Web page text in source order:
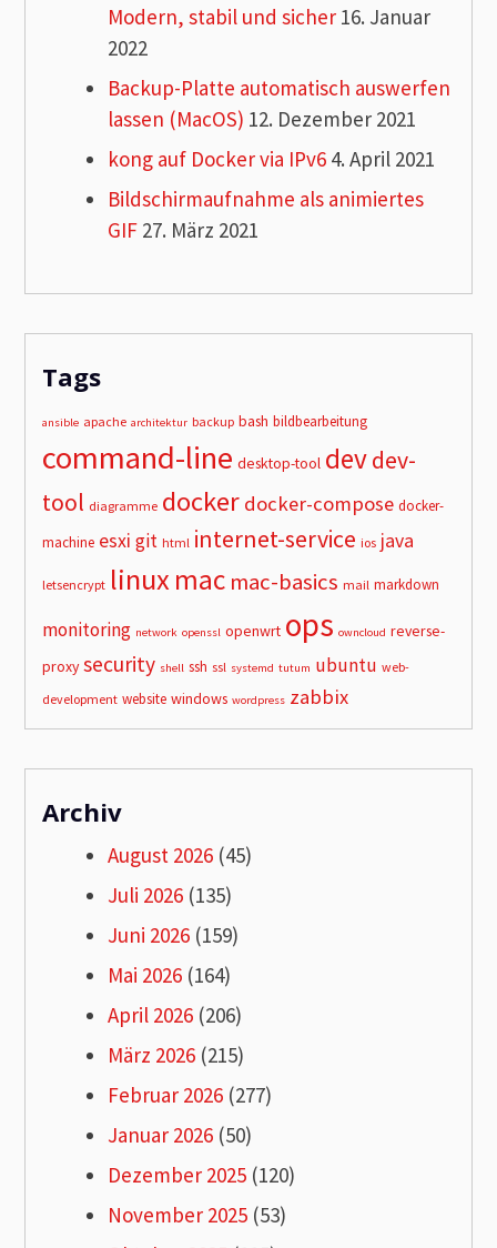
Modern, stabil und sicher 16. Januar
2022
Backup-Platte automatisch auswerfen
lassen (MacOS) 12. Dezember 2021
kong auf Docker via IPv6 4. April 2021
Bildschirmaufnahme als animiertes
GIF 27. März 2021
Tags
ansible apache architektur backup bash bildbearbeitung
command-line desktop-tool devdev-
tool diagramme docker docker-compose docker-
machine esxi git html internet-service ios java
letsencrypt linuxmac mac-basics mail markdown
monitoring network openssl openwrt ops owncloud reverse-
proxy security shell ssh ssl systemd tutum ubuntu web-
development website windows wordpress zabbix
Archiv
August 2026 (45)
Juli 2026 (135)
Juni 2026 (159)
Mai 2026 (164)
April 2026 (206)
März 2026 (215)
Februar 2026 (277)
Januar 2026 (50)
Dezember 2025 (120)
November 2025 (53)